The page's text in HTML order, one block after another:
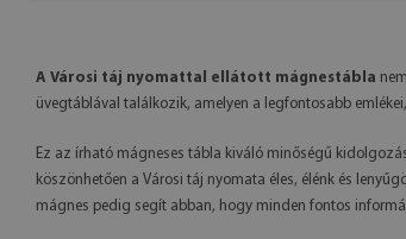
A Városi táj nyomattal ellátott mágnestábla
üvegtáblával találkozik, amelyen a legfontosabb
Ez az írható mágneses tábla kiváló minőségű
köszönhetően a Városi táj nyomata éles, élénk és
mágnes pedig segít abban, hogy minden fontos